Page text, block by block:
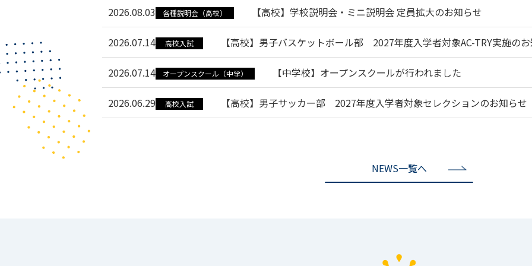
2026.08.03 各種説明会（高校） 【高校】学校説明会・ミニ説明会 定員拡大のお知らせ
2026.07.14 高校入試 【高校】男子バスケットボール部 2027年度入学者対象AC-TRY実施の
2026.07.14 オープンスクール（中学） 【中学校】オープンスクールが行われました
2026.06.29 高校入試 【高校】男子サッカー部 2027年度入学者対象セレクションのお知らせ
NEWS一覧へ